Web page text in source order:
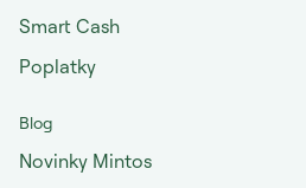
Smart Cash
Poplatky
Blog
Novinky Mintos